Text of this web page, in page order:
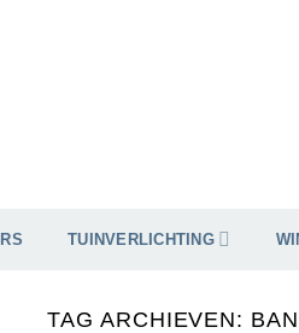
TUINVERLICHTING
TAG ARCHIEVEN: